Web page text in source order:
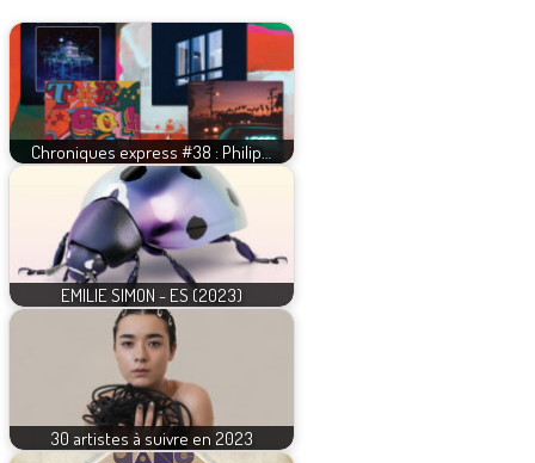
Chroniques express #38 : Philip…
EMILIE SIMON - ES (2023)
30 artistes à suivre en 2023